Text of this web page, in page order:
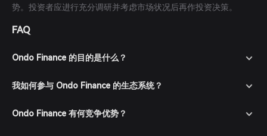
势。投资者应进行充分调研并考虑市场状况后再作投资决策。
FAQ
Ondo Finance 的目的是什么？
我如何参与 Ondo Finance 的生态系统？
Ondo Finance 有何竞争优势？